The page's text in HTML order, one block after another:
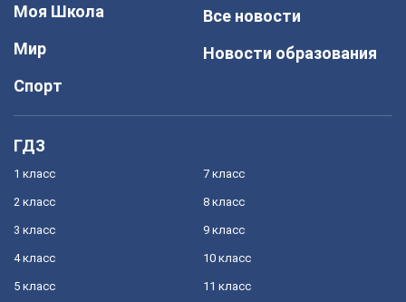
Моя Школа
Мир
Спорт
Все новости
Новости образования
ГДЗ
1 класс
2 класс
3 класс
4 класс
5 класс
7 класс
8 класс
9 класс
10 класс
11 класс